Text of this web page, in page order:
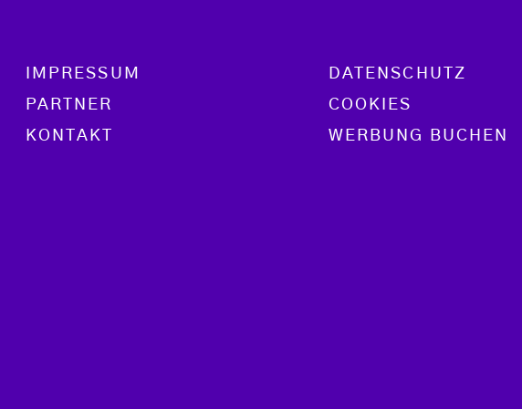
Footer menu
IMPRESSUM
PARTNER
KONTAKT
DATENSCHUTZ
COOKIES
WERBUNG BUCHEN